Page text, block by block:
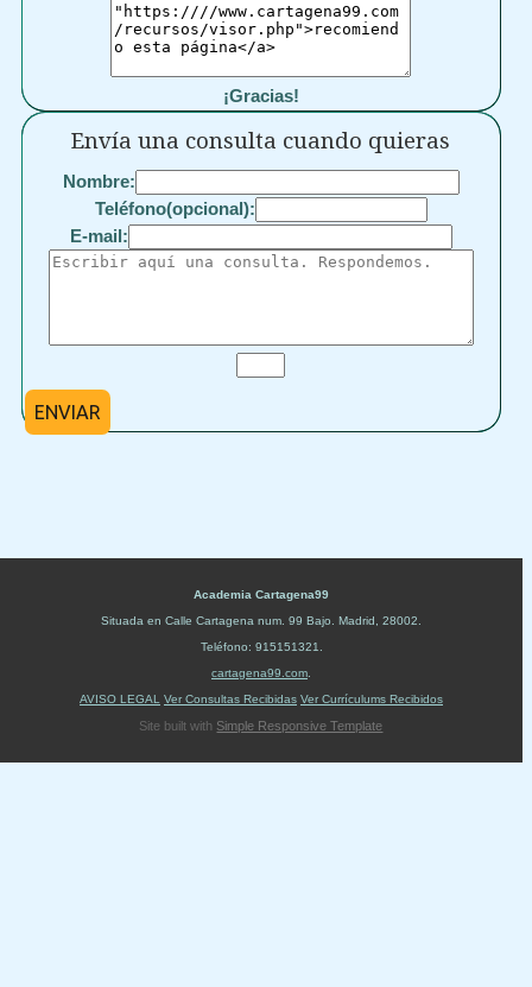
¡Gracias!
Envía una consulta cuando quieras
Nombre:
Teléfono(opcional):
E-mail:
ENVIAR
Academia Cartagena99
Situada en Calle Cartagena num. 99 Bajo Madrid 28002
Teléfono: 915151321
cartagena99.com
AVISO LEGAL
Ver Consultas Recibidas Ver Currículums Recibidos
Site built with Simple Responsive Template